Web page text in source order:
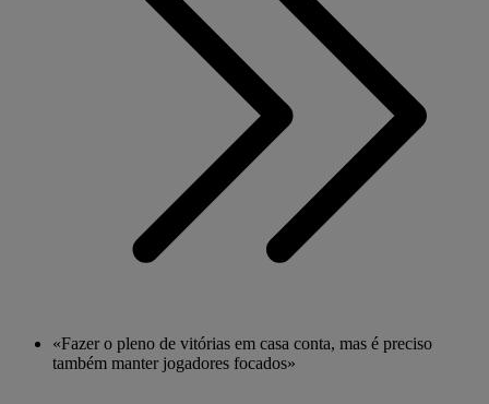
«Fazer o pleno de vitórias em casa conta, mas é preciso
também manter jogadores focados»